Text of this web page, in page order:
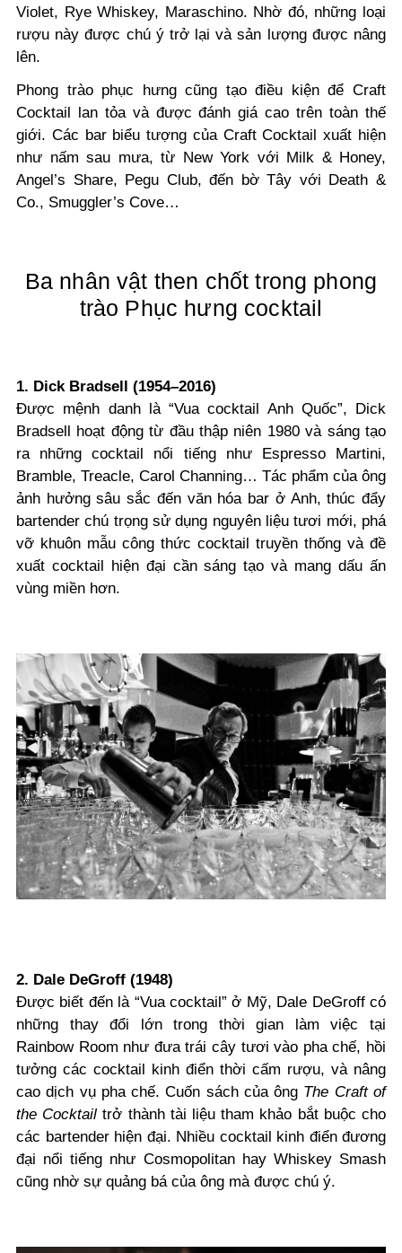
Violet, Rye Whiskey, Maraschino. Nhờ đó, những loại
rượu này được chú ý trở lại và sản lượng được nâng
lên.
Phong trào phục hưng cũng tạo điều kiện để Craft
Cocktail lan tỏa và được đánh giá cao trên toàn thế
giới. Các bar biểu tượng của Craft Cocktail xuất hiện
như nấm sau mưa, từ New York với Milk & Honey,
Angel’s Share, Pegu Club, đến bờ Tây với Death &
Co., Smuggler’s Cove…
Ba nhân vật then chốt trong phong
trào Phục hưng cocktail
1. Dick Bradsell (1954–2016)
Được mệnh danh là “Vua cocktail Anh Quốc”, Dick
Bradsell hoạt động từ đầu thập niên 1980 và sáng tạo
ra những cocktail nổi tiếng như Espresso Martini,
Bramble, Treacle, Carol Channing… Tác phẩm của ông
ảnh hưởng sâu sắc đến văn hóa bar ở Anh, thúc đẩy
bartender chú trọng sử dụng nguyên liệu tươi mới, phá
vỡ khuôn mẫu công thức cocktail truyền thống và đề
xuất cocktail hiện đại cần sáng tạo và mang dấu ấn
vùng miền hơn.
2. Dale DeGroff (1948)
Được biết đến là “Vua cocktail” ở Mỹ, Dale DeGroff có
những thay đổi lớn trong thời gian làm việc tại
Rainbow Room như đưa trái cây tươi vào pha chế, hồi
tưởng các cocktail kinh điển thời cấm rượu, và nâng
cao dịch vụ pha chế. Cuốn sách của ông The Craft of
the Cocktail trở thành tài liệu tham khảo bắt buộc cho
các bartender hiện đại. Nhiều cocktail kinh điển đương
đại nổi tiếng như Cosmopolitan hay Whiskey Smash
cũng nhờ sự quảng bá của ông mà được chú ý.